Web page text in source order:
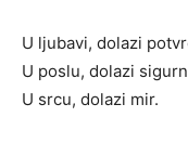
U ljubavi, dolazi
U poslu, dolazi
U srcu, dolazi mir.